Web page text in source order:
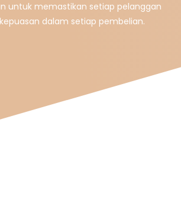
untuk memastikan setiap pelanggan
dalam setiap pembelian.